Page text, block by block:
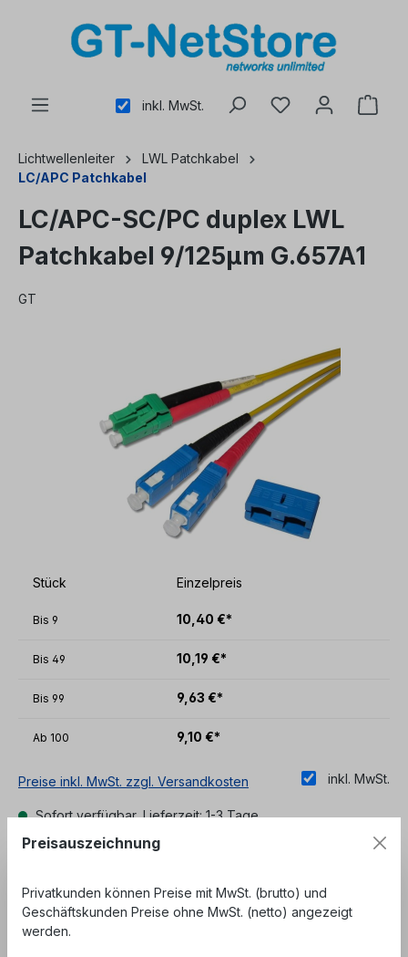
inkl. MwSt.
Lichtwellenleiter
LWL Patchkabel
LC/APC Patchkabel
LC/APC-SC/PC duplex LWL
Patchkabel 9/125µm G.657A1
GT
Stück Einzelpreis
Bis 9 10,40 €*
Bis 49 10,19 €*
Bis 99 9,63 €*
Ab 100 9,10 €*
inkl. MwSt.
Preise inkl. MwSt. zzgl. Versandkosten
Sofort verfügbar, Lieferzeit: 1-3 Tage
1 m 2 m 3 m 5 m 10 m
20 m
Preisauszeichnung
Privatkunden können Preise mit MwSt. (brutto) und
Geschäftskunden Preise ohne MwSt. (netto) angezeigt
werden.